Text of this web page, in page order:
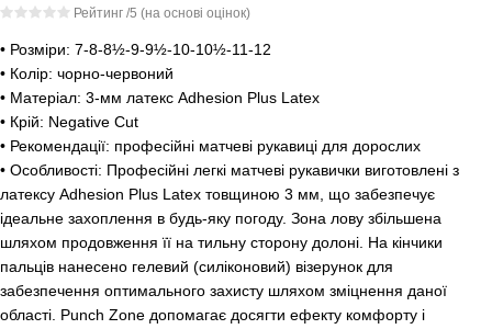
Рейтинг /5 (на основі оцінок)
• Розміри: 7-8-8½-9-9½-10-10½-11-12
• Колір: чорно-червоний
• Матеріал: 3-мм латекс Adhesion Plus Latex
• Крій: Negative Cut
• Рекомендації: професійні матчеві рукавиці для дорослих
• Особливості: Професійні легкі матчеві рукавички виготовлені з
латексу Adhesion Plus Latex товщиною 3 мм, що забезпечує
ідеальне захоплення в будь-яку погоду. Зона лову збільшена
шляхом продовження її на тильну сторону долоні. На кінчики
пальців нанесено гелевий (силіконовий) візерунок для
забезпечення оптимального захисту шляхом зміцнення даної
області. Punch Zone допомагає досягти ефекту комфорту і